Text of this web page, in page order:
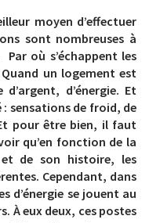
moyen d’effectuer
sont nombreuses à
où s’échappent les
un logement est
d’énergie. Et
sensations de froid, de
pour être bien, il faut
qu’en fonction de la
de son histoire, les
Cependant, dans
d’énergie se jouent au
À eux deux, ces postes